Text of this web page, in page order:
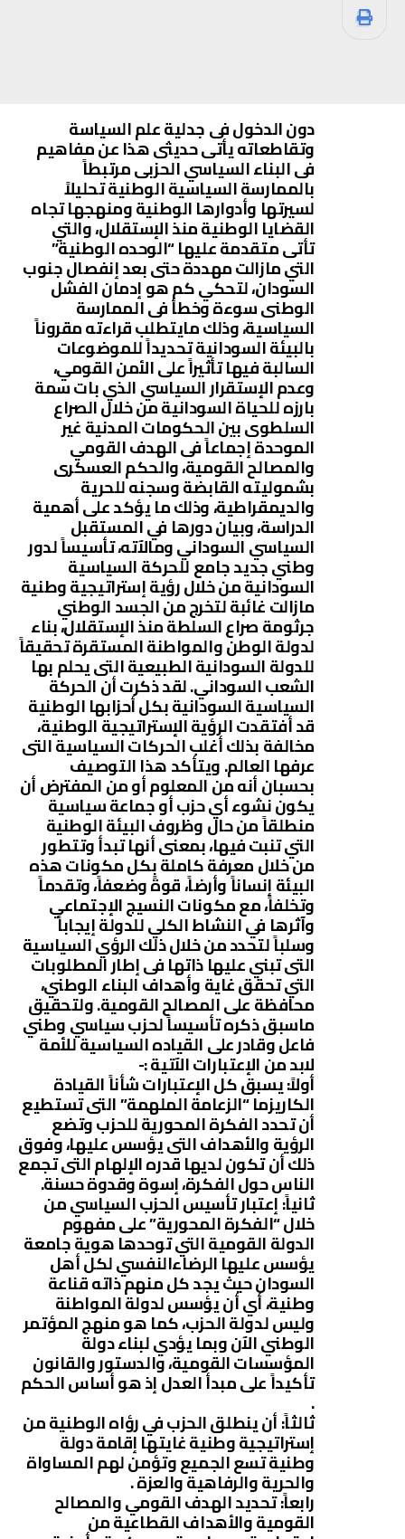
دون الدخول فى جدلية علم السياسة
وتقاطعاته يأتى حديثى هذا عن مفاهيم
فى البناء السياسي الحزبى مرتبطاً
بالممارسة السياسية الوطنية تحليلاً
لسيرتها وأدوارها الوطنية ومنهجها تجاه
القضايا الوطنية منذ الإستقلال، والتي
تأتى متقدمة عليها “الوحده الوطنية”
التي مازالت مهددة حتى بعد إنفصال جنوب
السودان، لتحكي كم هو إدمان الفشل
الوطنى سوءة وخطأ فى الممارسة
السياسية، وذلك مايتطلب قراءته مقروناً
بالبيئة السودانية تحديداً للموضوعات
السالبة فيها تأثيراً على الأمن القومي،
وعدم الإستقرار السياسي الذي بات سمة
بارزه للحياة السودانية من خلال الصراع
السلطوى بين الحكومات المدنية غير
الموحدة إجماعاً فى الهدف القومي
والمصالح القومية، والحكم العسكرى
بشموليته القابضة وسجنه للحرية
والديمقراطية، وذلك ما يؤكد على أهمية
الدراسة، وبيان دورها في المستقبل
السياسي السوداني ومالآته، تأسيساً لدور
وطني جديد جامع للحركة السياسية
السودانية من خلال رؤية إستراتيجية وطنية
مازالت غائبة لتخرج من الجسد الوطني
جرثومة صراع السلطة منذ الإستقلال، بناء
لدولة الوطن والمواطنة المستقرة تحقيقاً
للدولة السودانية الطبيعية التى يحلم بها
الشعب السوداني. لقد ذكرت أن الحركة
السياسية السودانية بكل أحزابها الوطنية
قد أفتقدت الرؤية الإستراتيجية الوطنية،
مخالفة بذلك أغلب الحركات السياسية التى
عرفها العالم. ويتأكد هذا التوصيف
بحسبان أنه من المعلوم أو من المفترض أن
يكون نشوء أي حزب أو جماعة سياسية
منطلقاً من حال وظروف البيئة الوطنية
التي تنبت فيها، بمعنى أنها تبدأ وتتطور
من خلال معرفة كاملة بكل مكونات هذه
البيئة إنساناً وأرضاً، قوةً وضعفاً، وتقدماً
وتخلفاً، مع مكونات النسيج الإجتماعي
وآثرها في النشاط الكلي للدولة إيجاباً
وسلباً لتحدد من خلال ذلك الرؤي السياسية
التى تبني عليها ذاتها فى إطار المطلوبات
التي تحقق غاية وأهداف البناء الوطني،
محافظة على المصالح القومية. ولتحقيق
ماسبق ذكره تأسيساً لحزب سياسي وطني
فاعل وقادر على القياده السياسية للأمة
لابد من الإعتبارات الآتية :-
أولاً: يسبق كل الإعتبارات شأناً القيادة
الكاريزما “الزعامة الملهمة” التى تستطيع
أن تحدد الفكرة المحورية للحزب وتضع
الرؤية والأهداف التى يؤسس عليها، وفوق
ذلك أن تكون لديها قدره الإلهام التى تجمع
الناس حول الفكرة، إسوة وقدوة حسنة.
ثانياً: إعتبار تأسيس الحزب السياسي من
خلال “الفكرة المحورية” على مفهوم
الدولة القومية التي توحدها هوية جامعة
يؤسس عليها الرضاءالنفسي لكل أهل
السودان حيث يجد كل منهم ذاته قناعة
وطنية، أي أن يؤسس لدولة المواطنة
وليس لدولة الحزب، كما هو منهج المؤتمر
الوطني الآن وبما يؤدي لبناء دولة
المؤسسات القومية، والدستور والقانون
تأكيداً على مبدأ العدل إذ هو أساس الحكم
.
ثالثاً: أن ينطلق الحزب في رؤاه الوطنية من
إستراتيجية وطنية غايتها إقامة دولة
وطنية تسع الجميع وتؤمن لهم المساواة
والحرية والرفاهية والعزة .
رابعاً: تحديد الهدف القومي والمصالح
القومية والأهداف القطاعية من